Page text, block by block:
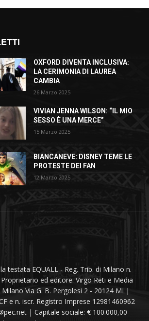
OXFORD DIVENTA INCLUSIVA:
LA CERIMONIA DI LAUREA
CAMBIA
26 Marzo 2025
VIVIAN JENNA WILSON: “IL MIO
SESSO È UNA MERCE”
15 Marzo 2025
BIANCANEVE: DISNEY TEME LE
PROTESTE DEI FAN
12 Marzo 2025
testata EQUALL - Reg. Trib. di Milano n.
ed editore: Virgo Reti e Media
Via G. B. Pergolesi 2 - 20124 MI |
e n. iscr. Registro Imprese 12981460962
| Capitale sociale: € 100.000,00